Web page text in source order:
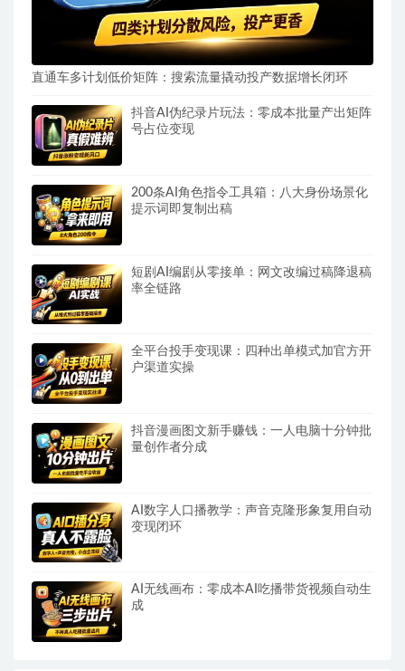
直通车多计划低价矩阵：搜索流量撬动投产数据增长闭环
抖音AI伪纪录片玩法：零成本批量产出矩阵
号占位变现
200条AI角色指令工具箱：八大身份场景化
提示词即复制出稿
短剧AI编剧从零接单：网文改编过稿降退稿
率全链路
全平台投手变现课：四种出单模式加官方开
户渠道实操
抖音漫画图文新手赚钱：一人电脑十分钟批
量创作者分成
AI数字人口播教学：声音克隆形象复用自动
变现闭环
AI无线画布：零成本AI吃播带货视频自动生
成